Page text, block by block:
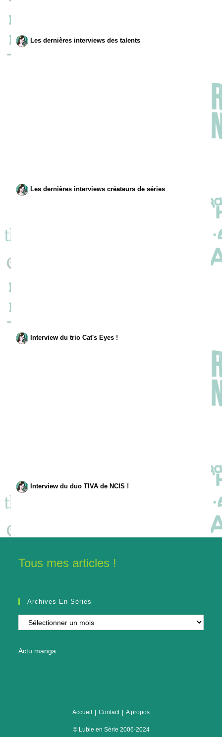
Les dernières interviews des talents
Les dernières interviews créateurs de séries
Interview du trio Cat's Eyes !
Interview du duo TIVA de NCIS !
Tous mes articles !
Archives En Séries
Archives
en
Actu manga
Accueil Contact A propos
© Lubie en Série 2006-2024